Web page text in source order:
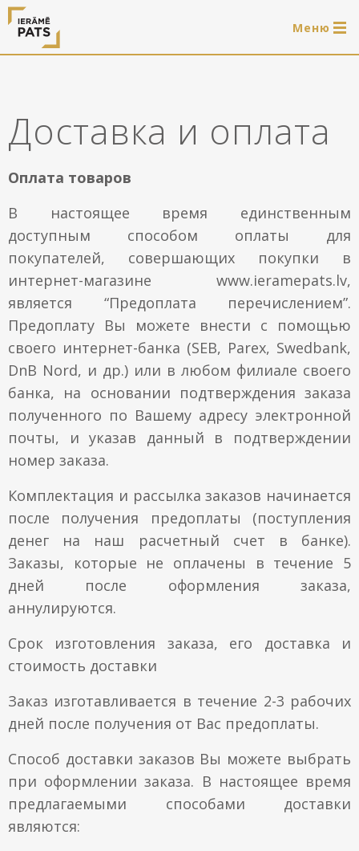
Mеню
Войти
Обрамление
Системы для подвешивания картин
Магазин
Готовые деревянные рамы
Системы для подвешивания картин
Деревянные рамы
Металлические рамы
Паспарту
Овальные рамы
Портфолио
Полезно
Рамы
Паспарту
Стекло
Как совершить покупку
Контакты
Доставка и оплата
Доставка и оплата
Оплата товаров
В настоящее время единственным
доступным способом оплаты для
покупателей, совершающих покупки в
интернет-магазине www.ieramepats.lv,
является “Предоплата перечислением”.
Предоплату Вы можете внести с помощью
своего интернет-банка (SEB, Parex, Swedbank,
DnB Nord, и др.) или в любом филиале своего
банка, на основании подтверждения заказа
полученного по Вашему адресу электронной
почты, и указав данный в подтверждении
номер заказа.
Комплектация и рассылка заказов начинается
после получения предоплаты (поступления
денег на наш расчетный счет в банке).
Заказы, которые не оплачены в течение 5
дней после оформления заказа,
аннулируются.
Срок изготовления заказа, его доставка и
стоимость доставки
Заказ изготавливается в течение 2-3 рабочих
дней после получения от Вас предоплаты.
Способ доставки заказов Вы можете выбрать
при оформлении заказа. В настоящее время
предлагаемыми способами доставки
являются: